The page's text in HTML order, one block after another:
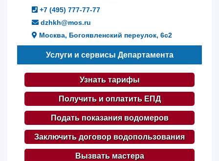
+7 (495) 777-77-77
dzhkh@mos.ru
Москва, Богоявленский переулок, 6с2
Услуги и сервисы Департамента
Узнать тарифы
Получить и оплатить ЕПД
Подать показания водомеров
Заключить договор водопользования
Вызвать мастера